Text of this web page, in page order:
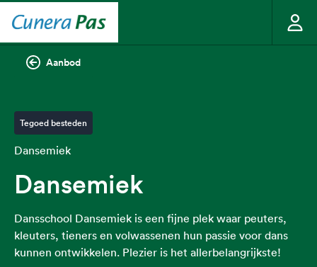
Aanbod
Tegoed besteden
Dansemiek
Dansemiek
Dansschool Dansemiek is een fijne plek waar peuters,
kleuters, tieners en volwassenen hun passie voor dans
kunnen ontwikkelen. Plezier is het allerbelangrijkste!